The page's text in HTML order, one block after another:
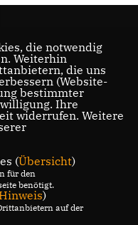
die notwendig
Weiterhin
die uns
(Website-
bestimmter
Ihre
widerrufen. Weitere
(Übersicht)
für den
benötigt.
)
auf der